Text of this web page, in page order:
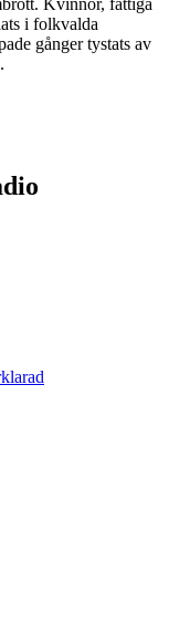
Kvinnor, fattiga
i folkvalda
gånger tystats av